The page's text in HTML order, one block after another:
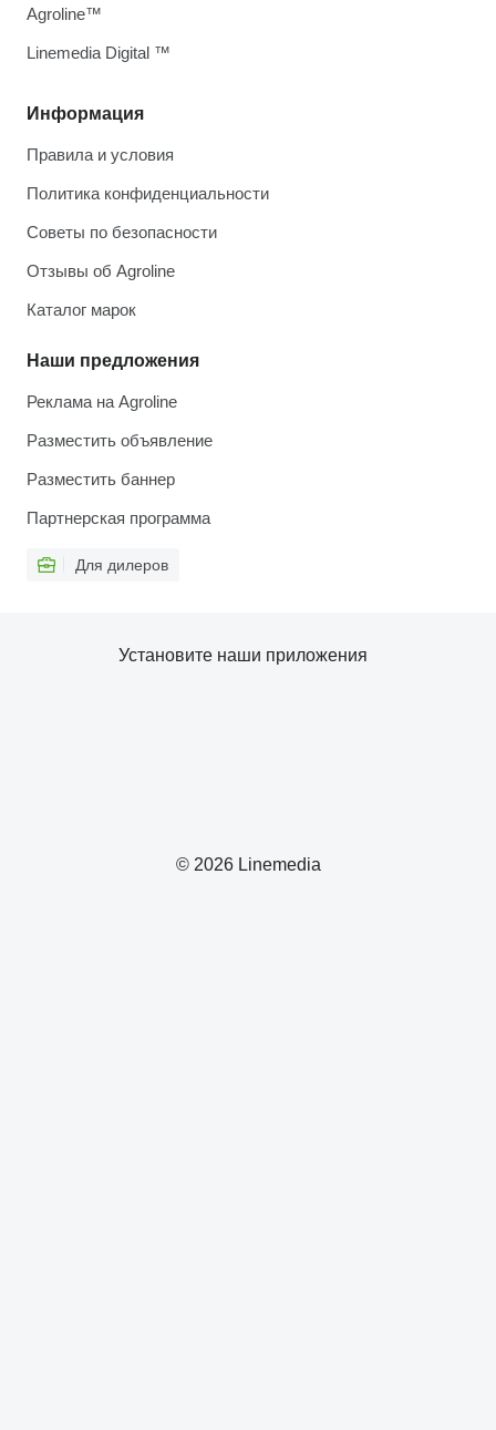
Информация
Правила и условия
Политика конфиденциальности
Советы по безопасности
Отзывы об Agroline
Каталог марок
Наши предложения
Реклама на Agroline
Разместить объявление
Разместить баннер
Партнерская программа
Для дилеров
Agroline™
Linemedia Digital ™
© 2026 Linemedia
Установите наши приложения